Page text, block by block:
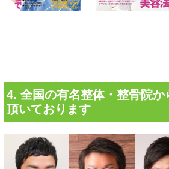
4. 全国の有名整体・整骨院か
頂いております